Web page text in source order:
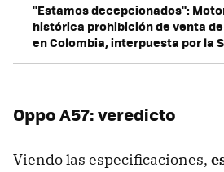
"Estamos decepcionados":
histórica prohibición de venta
en Colombia, interpuesta por la
Oppo A57: veredicto
Viendo las especificaciones,